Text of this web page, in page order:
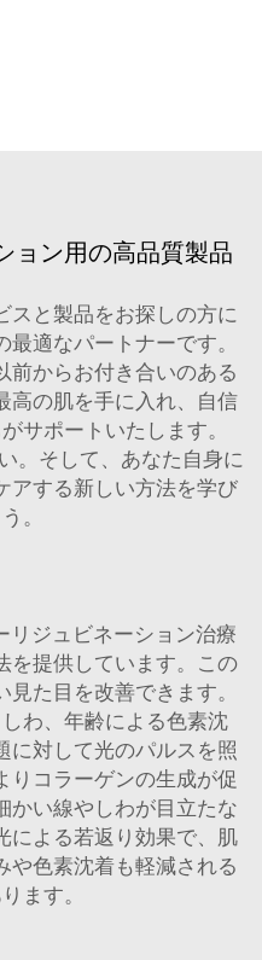
ョン用の高品質製品
スと製品をお探しの方に
適なパートナーです。
前からお付き合いのある
高の肌を手に入れ、自信
サポートいたします。
。そして、あなた自身に
アする新しい方法を学び
。
リジュビネーション治療
を提供しています。この
た目を改善できます。
わ、年齢による色素沈
に対して光のパルスを照
りコラーゲンの生成が促
かい線やしわが目立たな
による若返り効果で、肌
や色素沈着も軽減される
ます。